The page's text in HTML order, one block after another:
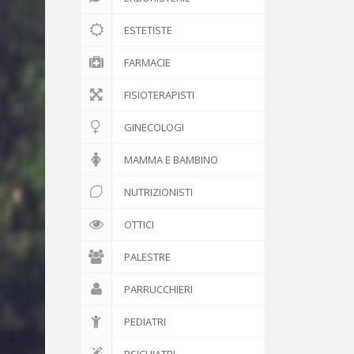
ESTETISTE
FARMACIE
FISIOTERAPISTI
GINECOLOGI
MAMMA E BAMBINO
NUTRIZIONISTI
OTTICI
PALESTRE
PARRUCCHIERI
PEDIATRI